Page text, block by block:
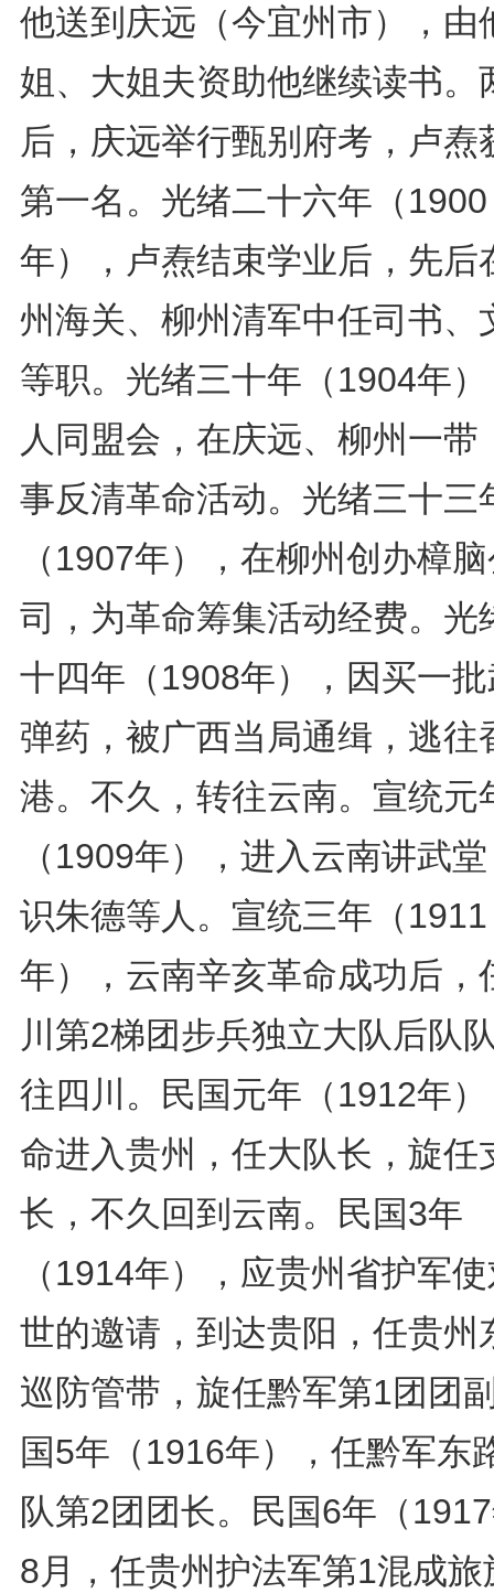
他送到庆远（今宜州市），由
姐、大姐夫资助他继续读书。
后，庆远举行甄别府考，卢焘
第一名。光绪二十六年（1900
年），卢焘结束学业后，先后
州海关、柳州清军中任司书、
等职。光绪三十年（1904年
人同盟会，在庆远、柳州一带
事反清革命活动。光绪三十三
（1907年），在柳州创办樟
司，为革命筹集活动经费。光
十四年（1908年），因买一
弹药，被广西当局通缉，逃往
港。不久，转往云南。宣统元
（1909年），进入云南讲武
识朱德等人。宣统三年（1911
年），云南辛亥革命成功后，
川第2梯团步兵独立大队后队
往四川。民国元年（1912年
命进入贵州，任大队长，旋任
长，不久回到云南。民国3年
（1914年），应贵州省护军
世的邀请，到达贵阳，任贵州
巡防管带，旋任黔军第1团团
国5年（1916年），任黔军东
队第2团团长。民国6年（
8月，任贵州护法军第1混成旅